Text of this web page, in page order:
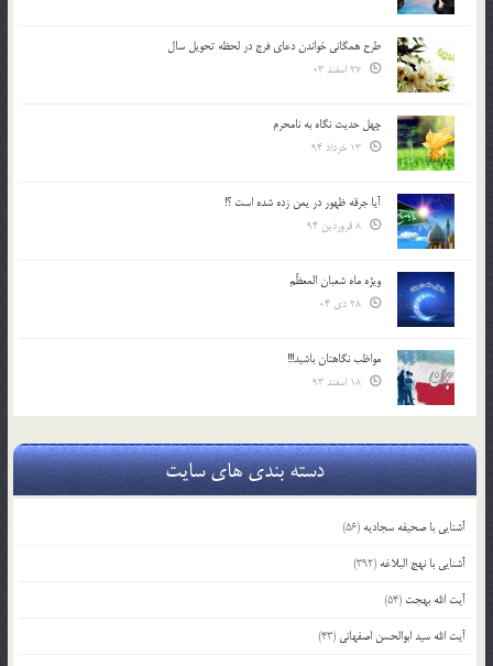
طرح همگانی خواندن دعای فرج در لحظه تحویل سال
چهل حدیث نگاه به نامحرم
آیا جرقه ظهور در یمن زده شده است ؟!
ویژه ماه شعبان المعظّم
مواظب نگاهتان باشید!!!
دسته بندی های سایت
آشنایی با صحیفه سجادیه (56)
آشنایی با نهج البلاغه (392)
آیت الله بهجت (54)
آیت الله سید ابوالحسن اصفهانی (43)